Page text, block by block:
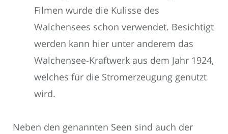
Filmen wurde die Kulisse des
Walchensees schon verwendet. Besichtigt
werden kann hier unter anderem das
Walchensee-Kraftwerk aus dem Jahr 1924,
welches für die Stromerzeugung genutzt
wird.
Neben den genannten Seen sind auch der